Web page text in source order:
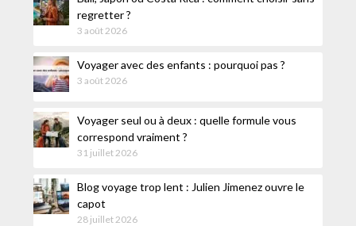
regretter ?
3 août 2026
Voyager avec des enfants : pourquoi pas ?
3 août 2026
Voyager seul ou à deux : quelle formule vous
correspond vraiment ?
31 juillet 2026
Blog voyage trop lent : Julien Jimenez ouvre le
capot
28 juillet 2026